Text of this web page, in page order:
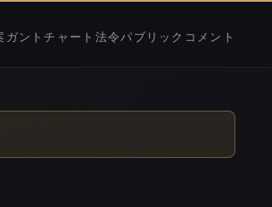
ガントチャート 法令パブリックコメント